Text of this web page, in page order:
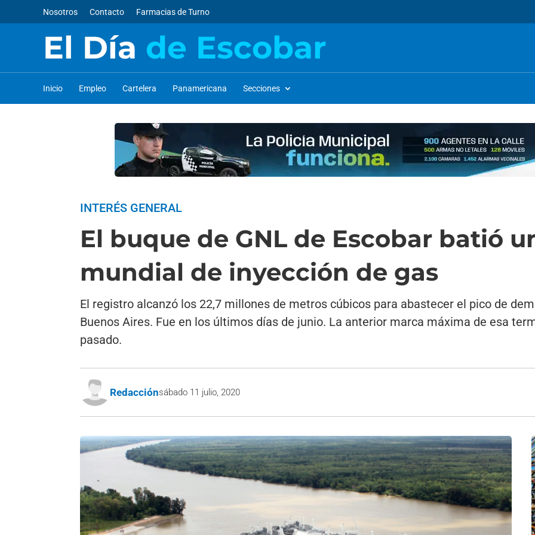
Nosotros Contacto Farmacias de Turno
El Día de Escobar
Inicio Empleo Cartelera Panamericana Secciones
INTERÉS GENERAL
El buque de GNL de Escobar batió
mundial de inyección de gas
El registro alcanzó los 22,7 millones de metros cúbicos para abastecer el pico de
Buenos Aires. Fue en los últimos días de junio. La anterior marca máxima de esa
pasado.
Redacciónsábado 11 julio, 2020